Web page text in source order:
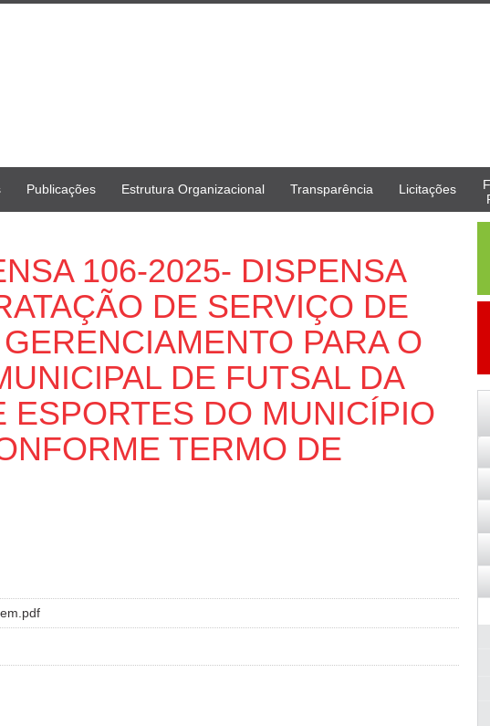
Publicações Estrutura Organizacional Transparência Licitações
106-2025- DISPENSA
DE SERVIÇO DE
PARA O
DE FUTSAL DA
ESPORTES DO MUNICÍPIO
TERMO DE